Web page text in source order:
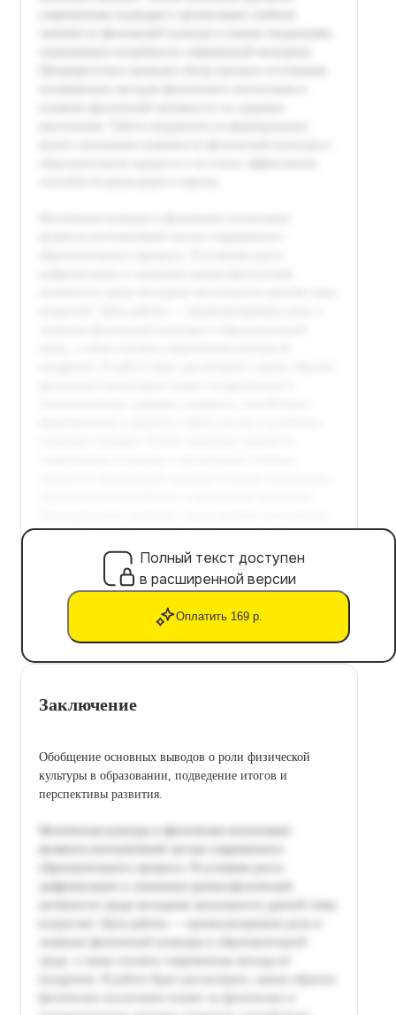
Полный текст доступен
в расширенной версии
Оплатить 169 р.
Заключение
Обобщение основных выводов о роли физической
культуры в образовании, подведение итогов и
перспективы развития.